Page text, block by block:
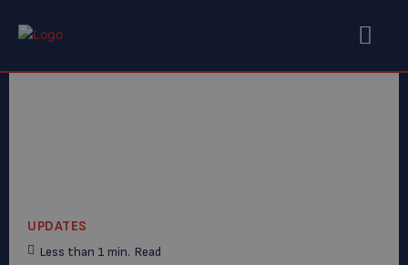
UPDATES
Less than 1 min. Read